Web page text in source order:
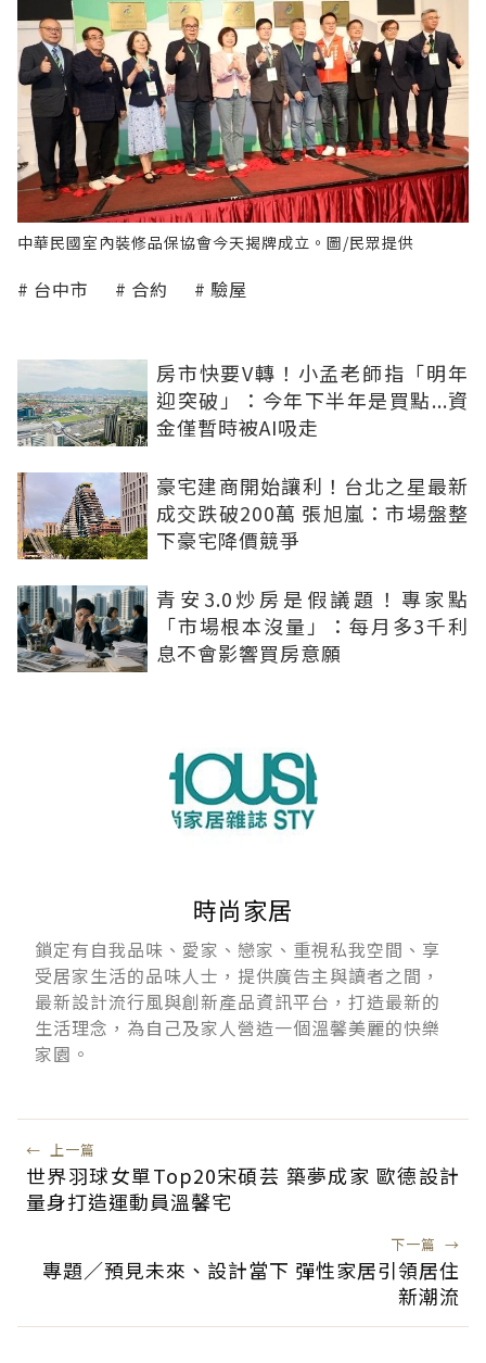
中華民國室內裝修品保協會今天揭牌成立。圖/民眾提供
台中市 合約 驗屋
房市快要V轉！小孟老師指「明年
迎突破」：今年下半年是買點...資
金僅暫時被AI吸走
豪宅建商開始讓利！台北之星最新
成交跌破200萬 張旭嵐：市場盤整
下豪宅降價競爭
青安3.0炒房是假議題！專家點
「市場根本沒量」：每月多3千利
息不會影響買房意願
時尚家居
鎖定有自我品味、愛家、戀家、重視私我空間、享
受居家生活的品味人士，提供廣告主與讀者之間，
最新設計流行風與創新產品資訊平台，打造最新的
生活理念，為自己及家人營造一個溫馨美麗的快樂
家園。
← 上一篇
世界羽球女單Top20宋碩芸 築夢成家 歐德設計
量身打造運動員溫馨宅
下一篇 →
專題／預見未來、設計當下 彈性家居引領居住
新潮流